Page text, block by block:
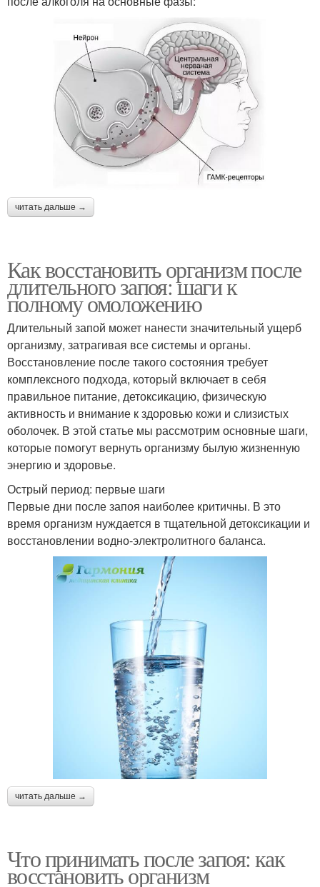
читать дальше →
Как восстановить организм после
длительного запоя: шаги к
полному омоложению
Длительный запой может нанести значительный ущерб
организму, затрагивая все системы и органы.
Восстановление после такого состояния требует
комплексного подхода, который включает в себя
правильное питание, детоксикацию, физическую
активность и внимание к здоровью кожи и слизистых
оболочек. В этой статье мы рассмотрим основные шаги,
которые помогут вернуть организму былую жизненную
энергию и здоровье.
Острый период: первые шаги
Первые дни после запоя наиболее критичны. В это
время организм нуждается в тщательной детоксикации и
восстановлении водно-электролитного баланса.
читать дальше →
Что принимать после запоя: как
восстановить организм